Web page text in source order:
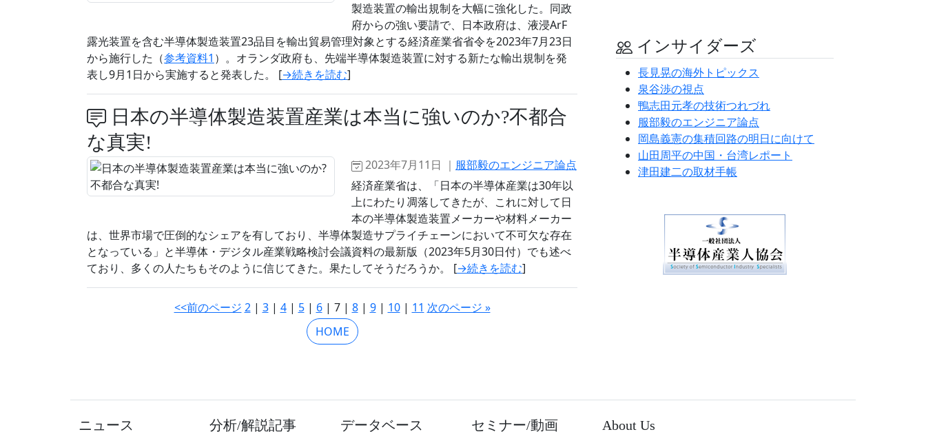
製造装置の輸出規制を大幅に強化した。同政
府からの強い要請で、日本政府は、液浸ArF
露光装置を含む半導体製造装置23品目を輸出貿易管理対象とする経済産業省省令を2023年7月23日
から施行した（参考資料1 ）。オランダ政府も、先端半導体製造装置に対する新たな輸出規制を発
表し9月1日から実施すると発表した。 [→続きを読む]
日本の半導体製造装置産業は本当に強いのか?不都合
な真実!
2023年7月11日 ｜ 服部毅のエンジニア論点
経済産業省は、「日本の半導体産業は30年以
上にわたり凋落してきたが、これに対して日
本の半導体製造装置メーカーや材料メーカー
は、世界市場で圧倒的なシェアを有しており、半導体製造サプライチェーンにおいて不可欠な存在
となっている」と半導体・デジタル産業戦略検討会議資料の最新版（2023年5月30日付）でも述べ
ており、多くの人たちもそのように信じてきた。果たしてそうだろうか。 [→続きを読む]
<<前のページ 2| 3| 4| 5| 6| 7 | 8| 9| 10| 11 次のページ »
HOME
インサイダーズ
長見晃の海外トピックス
泉谷渉の視点
鴨志田元孝の技術つれづれ
服部毅のエンジニア論点
岡島義憲の集積回路の明日に向けて
山田周平の中国・台湾レポート
津田建二の取材手帳
ニュース 分析/解説記事 データベース セミナー/動画 About Us